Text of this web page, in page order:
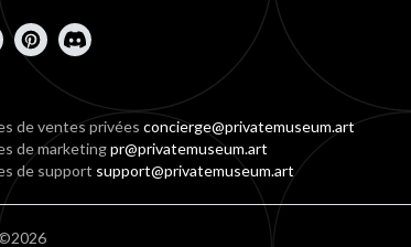
de ventes privéesconcierge@privatemuseum.art
de marketingpr@privatemuseum.art
de support support@privatemuseum.art